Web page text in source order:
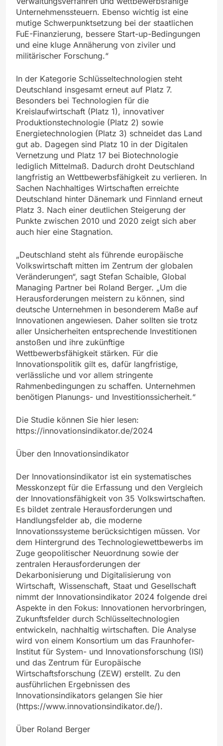
Unternehmenssteuern. Ebenso wichtig ist eine
mutige Schwerpunktsetzung bei der staatlichen
FuE-Finanzierung, bessere Start-up-Bedingungen
und eine kluge Annäherung von ziviler und
militärischer Forschung.“
In der Kategorie Schlüsseltechnologien steht
Deutschland insgesamt erneut auf Platz 7.
Besonders bei Technologien für die
Kreislaufwirtschaft (Platz 1), innovativer
Produktionstechnologie (Platz 2) sowie
Energietechnologien (Platz 3) schneidet das Land
gut ab. Dagegen sind Platz 10 in der Digitalen
Vernetzung und Platz 17 bei Biotechnologie
lediglich Mittelmaß. Dadurch droht Deutschland
langfristig an Wettbewerbsfähigkeit zu verlieren. In
Sachen Nachhaltiges Wirtschaften erreichte
Deutschland hinter Dänemark und Finnland erneut
Platz 3. Nach einer deutlichen Steigerung der
Punkte zwischen 2010 und 2020 zeigt sich aber
auch hier eine Stagnation.
„Deutschland steht als führende europäische
Volkswirtschaft mitten im Zentrum der globalen
Veränderungen“, sagt Stefan Schaible, Global
Managing Partner bei Roland Berger. „Um die
Herausforderungen meistern zu können, sind
deutsche Unternehmen in besonderem Maße auf
Innovationen angewiesen. Daher sollten sie trotz
aller Unsicherheiten entsprechende Investitionen
anstoßen und ihre zukünftige
Wettbewerbsfähigkeit stärken. Für die
Innovationspolitik gilt es, dafür langfristige,
verlässliche und vor allem stringente
Rahmenbedingungen zu schaffen. Unternehmen
benötigen Planungs- und Investitionssicherheit.“
Die Studie können Sie hier lesen:
https://innovationsindikator.de/2024
Über den Innovationsindikator
Der Innovationsindikator ist ein systematisches
Messkonzept für die Erfassung und den Vergleich
der Innovationsfähigkeit von 35 Volkswirtschaften.
Es bildet zentrale Herausforderungen und
Handlungsfelder ab, die moderne
Innovationssysteme berücksichtigen müssen. Vor
dem Hintergrund des Technologiewettbewerbs im
Zuge geopolitischer Neuordnung sowie der
zentralen Herausforderungen der
Dekarbonisierung und Digitalisierung von
Wirtschaft, Wissenschaft, Staat und Gesellschaft
nimmt der Innovationsindikator 2024 folgende drei
Aspekte in den Fokus: Innovationen hervorbringen,
Zukunftsfelder durch Schlüsseltechnologien
entwickeln, nachhaltig wirtschaften. Die Analyse
wird von einem Konsortium um das Fraunhofer-
Institut für System- und Innovationsforschung (ISI)
und das Zentrum für Europäische
Wirtschaftsforschung (ZEW) erstellt. Zu den
ausführlichen Ergebnissen des
Innovationsindikators gelangen Sie hier
(https://www.innovationsindikator.de/).
Über Roland Berger